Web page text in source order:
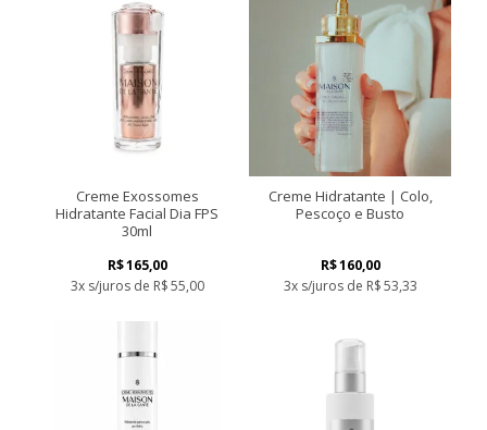
variantes.
opções
podem
escolhidas
página
produto
Creme Exossomes
Hidratante Facial Dia FPS
30ml
R$165,00
3x s/juros de R$55,00
Creme Hidratante | Colo,
Pescoço e Busto
R$160,00
3x s/juros de R$53,33